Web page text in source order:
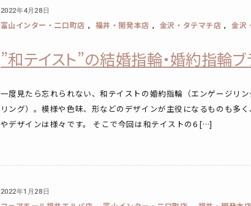
2022年4月28日
富山インター・二口町店 , 福井・開発本店 , 金沢・タテマチ店 , 金沢
”和テイスト”の結婚指輪・婚約指輪ブ
一度見たら忘れられない、和テイストの婚約指輪（エンゲージリ
リング）。模様や色味、形などのデザインが主役になるものも多
やデザインは様々です。 そこで今回は和テイストの6 […]
2022年1月28日